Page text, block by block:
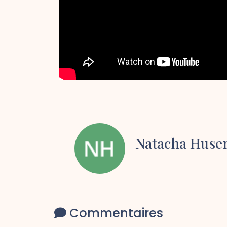
Natacha
Commentaires